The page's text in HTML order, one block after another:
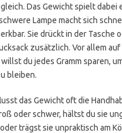
Das Gewicht spielt dabei
Lampe macht sich
Sie drückt in der Tasche
zusätzlich. Vor allem auf
du jedes Gramm sparen,
bleiben.
das Gewicht oft die
oder schwer, hältst du sie
trägst sie unpraktisch am